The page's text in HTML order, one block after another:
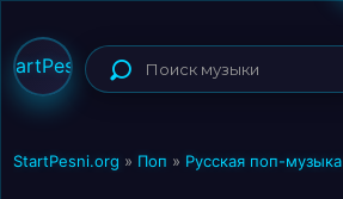
StartPesni.org » Поп » Русская поп-музыка